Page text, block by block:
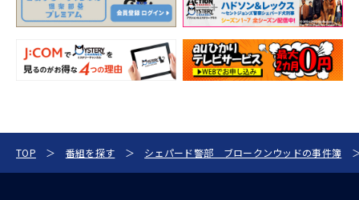
TOP 番組を探す シェパード警部 ブロークンウッドの事件簿